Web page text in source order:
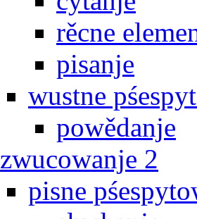
rěcne
pisanje
wustne
powědanje
zwucowanje 2
pisne